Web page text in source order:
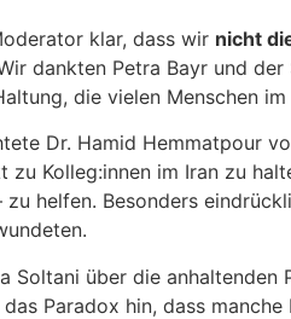
klar, dass wir nicht
dankten Petra Bayr und
die vielen Menschen
Dr. Hamid Hemmatpour
zu Kolleg:innen im Iran zu
helfen. Besonders
Soltani über die
Paradox hin, dass